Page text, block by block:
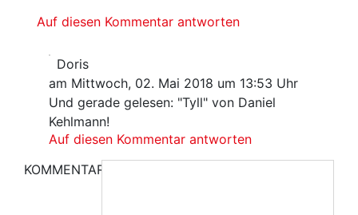
Auf diesen Kommentar antworten
Doris
am Mittwoch, 02. Mai 2018 um 13:53 Uhr
Und gerade gelesen: "Tyll" von Daniel
Kehlmann!
Auf diesen Kommentar antworten
KOMMENTAR